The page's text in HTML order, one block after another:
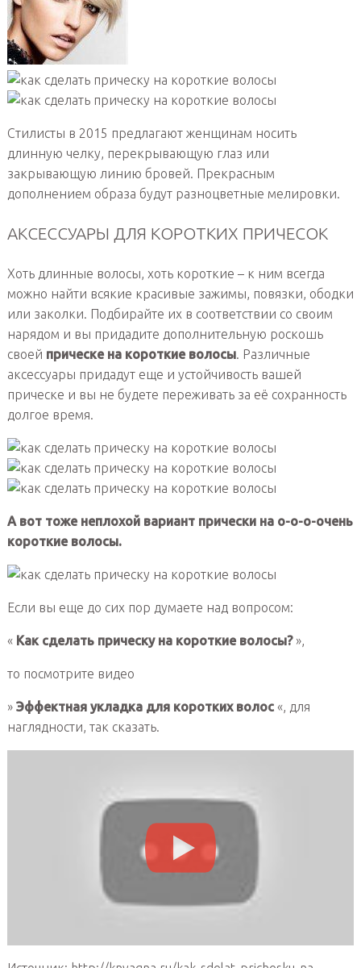
Стилисты в 2015 предлагают женщинам носить
длинную челку, перекрывающую глаз или
закрывающую линию бровей. Прекрасным
дополнением образа будут разноцветные мелировки.
АКСЕССУАРЫ ДЛЯ КОРОТКИХ ПРИЧЕСОК
Хоть длинные волосы, хоть короткие – к ним всегда
можно найти всякие красивые зажимы, повязки, ободки
или заколки. Подбирайте их в соответствии со своим
нарядом и вы придадите дополнительную роскошь
своей прическе на короткие волосы. Различные
аксессуары придадут еще и устойчивость вашей
прическе и вы не будете переживать за её сохранность
долгое время.
А вот тоже неплохой вариант прически на о-о-о-очень
короткие волосы.
Если вы еще до сих пор думаете над вопросом:
« Как сделать прическу на короткие волосы?»,
то посмотрите видео
» Эффектная укладка для коротких волос«, для
наглядности, так сказать.